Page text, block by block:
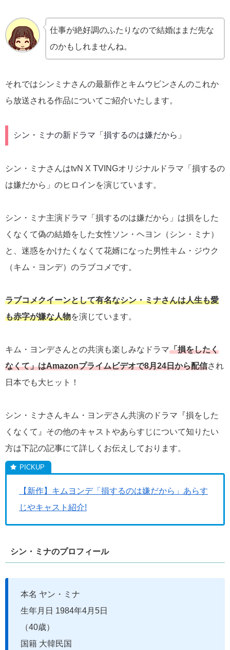
仕事が絶好調のふたりなので結婚はまだ先な
のかもしれませんね。
それではシンミナさんの最新作とキムウビンさんのこれか
ら放送される作品についてご紹介いたします。
シン・ミナの新ドラマ「損するのは嫌だから」
シン・ミナさんはtvN X TVINGオリジナルドラマ「損するの
は嫌だから」のヒロインを演じています。
シン・ミナ主演ドラマ「損するのは嫌だから」は損をした
くなくて偽の結婚をした女性ソン・ヘヨン（シン・ミナ）
と、迷惑をかけたくなくて花婿になった男性キム・ジウク
（キム・ヨンデ）のラブコメです。
ラブコメクイーンとして有名なシン・ミナさんは人生も愛
も赤字が嫌な人物を演じています。
キム・ヨンデさんとの共演も楽しみなドラマ「損をしたく
なくて」はAmazonプライムビデオで8月24日から配信され
日本でも大ヒット！
シン・ミナさんキム・ヨンデさん共演のドラマ『損をした
くなくて』その他のキャストやあらすじについて知りたい
方は下記の記事にて詳しくお伝えしております。
【新作】キムヨンデ「損するのは嫌だから」あらす
じやキャスト紹介!
シン・ミナのプロフィール
本名 ヤン・ミナ
生年月日 1984年4月5日
（40歳）
国籍 大韓民国